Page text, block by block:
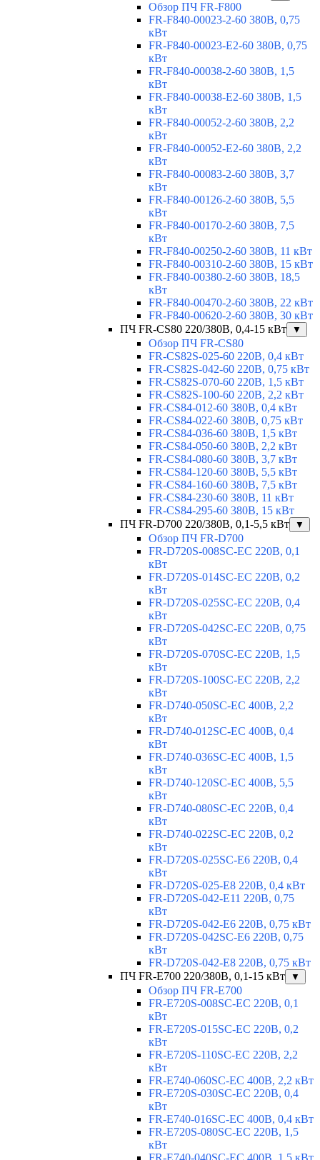
Обзор ПЧ FR-F800
FR-F840-00023-2-60 380В, 0,75
кВт
FR-F840-00023-E2-60 380В, 0,75
кВт
FR-F840-00038-2-60 380В, 1,5
кВт
FR-F840-00038-E2-60 380В, 1,5
кВт
FR-F840-00052-2-60 380В, 2,2
кВт
FR-F840-00052-E2-60 380В, 2,2
кВт
FR-F840-00083-2-60 380В, 3,7
кВт
FR-F840-00126-2-60 380В, 5,5
кВт
FR-F840-00170-2-60 380В, 7,5
кВт
FR-F840-00250-2-60 380В, 11 кВт
FR-F840-00310-2-60 380В, 15 кВт
FR-F840-00380-2-60 380В, 18,5
кВт
FR-F840-00470-2-60 380В, 22 кВт
FR-F840-00620-2-60 380В, 30 кВт
ПЧ FR-CS80 220/380В, 0,4-15 кВт
▼
Обзор ПЧ FR-CS80
FR-CS82S-025-60 220В, 0,4 кВт
FR-CS82S-042-60 220В, 0,75 кВт
FR-CS82S-070-60 220В, 1,5 кВт
FR-CS82S-100-60 220В, 2,2 кВт
FR-CS84-012-60 380В, 0,4 кВт
FR-CS84-022-60 380В, 0,75 кВт
FR-CS84-036-60 380В, 1,5 кВт
FR-CS84-050-60 380В, 2,2 кВт
FR-CS84-080-60 380В, 3,7 кВт
FR-CS84-120-60 380В, 5,5 кВт
FR-CS84-160-60 380В, 7,5 кВт
FR-CS84-230-60 380В, 11 кВт
FR-CS84-295-60 380В, 15 кВт
ПЧ FR-D700 220/380В, 0,1-5,5 кВт
▼
Обзор ПЧ FR-D700
FR-D720S-008SC-EC 220В, 0,1
кВт
FR-D720S-014SC-EC 220В, 0,2
кВт
FR-D720S-025SC-EC 220В, 0,4
кВт
FR-D720S-042SC-EC 220В, 0,75
кВт
FR-D720S-070SC-EC 220В, 1,5
кВт
FR-D720S-100SC-EC 220В, 2,2
кВт
FR-D740-050SC-EC 400В, 2,2
кВт
FR-D740-012SC-EC 400В, 0,4
кВт
FR-D740-036SC-EC 400В, 1,5
кВт
FR-D740-120SC-EC 400В, 5,5
кВт
FR-D740-080SC-EC 220В, 0,4
кВт
FR-D740-022SC-EC 220В, 0,2
кВт
FR-D720S-025SC-E6 220В, 0,4
кВт
FR-D720S-025-E8 220В, 0,4 кВт
FR-D720S-042-E11 220В, 0,75
кВт
FR-D720S-042-E6 220В, 0,75 кВт
FR-D720S-042SC-E6 220В, 0,75
кВт
FR-D720S-042-E8 220В, 0,75 кВт
ПЧ FR-E700 220/380В, 0,1-15 кВт
▼
Обзор ПЧ FR-E700
FR-E720S-008SC-EC 220В, 0,1
кВт
FR-E720S-015SC-EC 220В, 0,2
кВт
FR-E720S-110SC-EC 220В, 2,2
кВт
FR-E740-060SC-EC 400В, 2,2 кВт
FR-E720S-030SC-EC 220В, 0,4
кВт
FR-E740-016SC-EC 400В, 0,4 кВт
FR-E720S-080SC-EC 220В, 1,5
кВт